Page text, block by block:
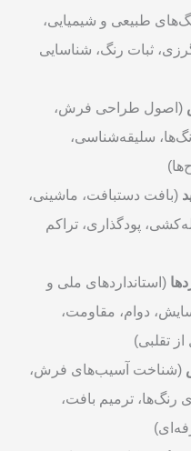
طبیعی و شیمیایی،
ثبات رنگ، شناسایی
(اصول طراحی فرش،
سلیقه‌شناسی،
(بافت دستبافت، ماشینی،
پودگذاری، تراکم
(استانداردهای ملی و
دوام، مقاومت،
تقلبی)
(شناخت آسیب‌های فرش،
ترمیم بافت،